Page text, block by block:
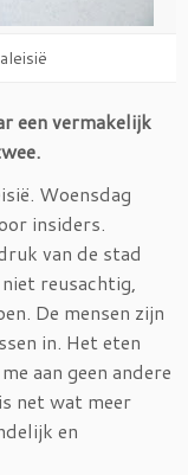
een vermakelijk
Woensdag
insiders.
van de stad
reusachtig,
De mensen zijn
in. Het eten
aan geen andere
net wat meer
en